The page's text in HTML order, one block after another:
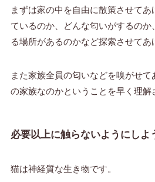
まずは家の中を自由に散策させて
ているのか、どんな匂いがするの
る場所があるのかなど探索させてあ
また家族全員の匂いなどを嗅がせ
の家族なのかということを早く理解
必要以上に触らないようにしよ
猫は神経質な生き物です。